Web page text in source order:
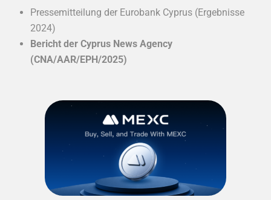
Pressemitteilung der Eurobank Cyprus (Ergebnisse
2024)
Bericht der Cyprus News Agency
(CNA/AAR/EPH/2025)